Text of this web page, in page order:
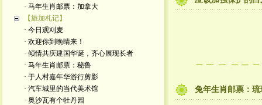
· 马年生肖邮票：加拿大
【旅加札记】
· 今日观刈麦
· 欢迎你到晚晴来！
· 倾情共庆建国华诞，齐心展现长者
· 马年生肖邮票：秘鲁
· 于人村嘉年华游行剪影
· 汽车城里的当代美术馆
· 奥沙瓦有个牡丹园
兔年生肖邮票：